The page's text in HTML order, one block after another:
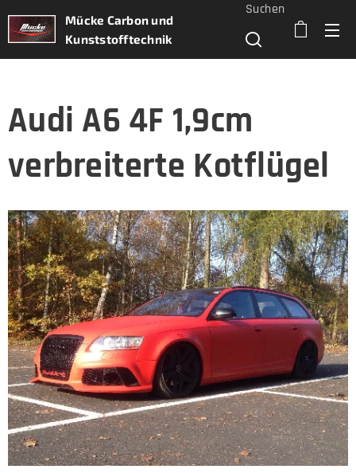
Mücke Carbon und
Kunststofftechnik
Suchen
Audi A6 4F 1,9cm
verbreiterte Kotflügel